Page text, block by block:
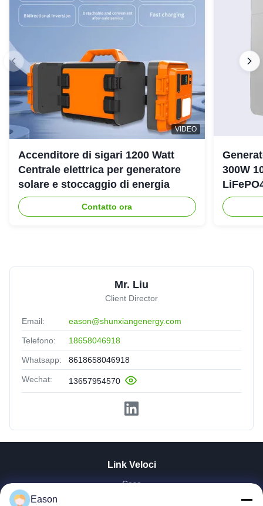
VIDEO
Accenditore di sigari 1200 Watt
Centrale elettrica per generatore
solare e stoccaggio di energia
Contatto ora
300W
Mr. Liu
Client Director
Email: eason@shunxiangenergy.com
Telefono: 18658046918
Whatsapp: 8618658046918
Wechat: 13657954570
Link Veloci
Casa
Eason